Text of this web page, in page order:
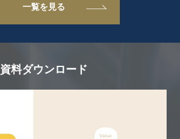
一覧を見る
資料ダウンロード